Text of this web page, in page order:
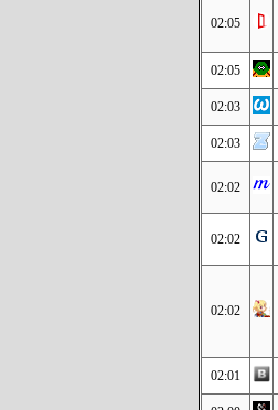
02:05
02:05
02:03
02:03
02:02
02:02
02:02
02:01